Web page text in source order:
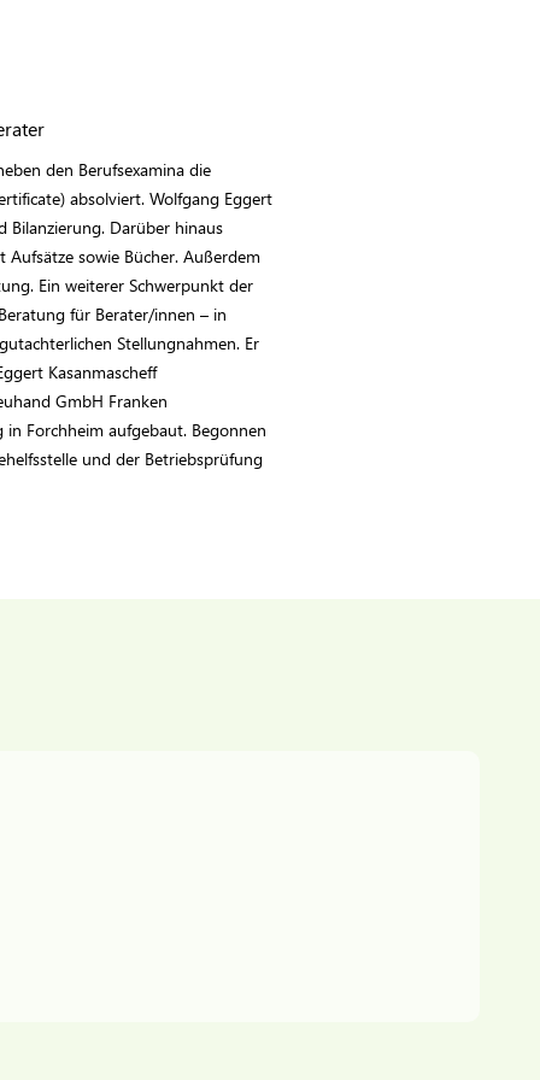
den Berufsexamina die
absolviert. Wolfgang Eggert
Bilanzierung. Darüber hinaus
sowie Bücher. Außerdem
Ein weiterer Schwerpunkt der
für Berater/innen – in
Stellungnahmen. Er
Kasanmascheff
GmbH Franken
Forchheim aufgebaut. Begonnen
und der Betriebsprüfung